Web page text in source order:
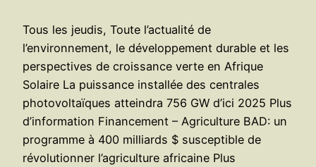
Tous les jeudis, Toute l’actualité de
l’environnement, le développement durable et les
perspectives de croissance verte en Afrique
Solaire La puissance installée des centrales
photovoltaïques atteindra 756 GW d’ici 2025 Plus
d’information Financement – Agriculture BAD: un
programme à 400 milliards $ susceptible de
révolutionner l’agriculture africaine Plus